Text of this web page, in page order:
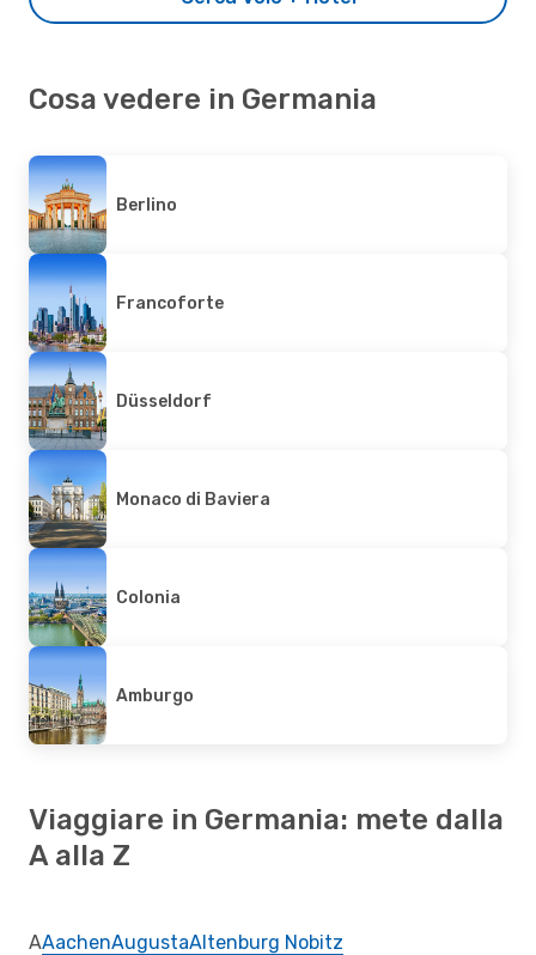
Cosa vedere in Germania
Berlino
Francoforte
Düsseldorf
Monaco di Baviera
Colonia
Amburgo
Viaggiare in Germania: mete dalla
A alla Z
AAachenAugustaAltenburg Nobitz